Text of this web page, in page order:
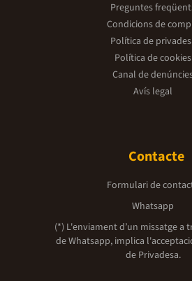
Preguntes
Condicions de
Política de
Política de cookies
Canal de
Avís legal
Contacte
Formulari de
Whatsapp
(*) L'enviament d’un missatge a
de Whatsapp, implica
de Privadesa.